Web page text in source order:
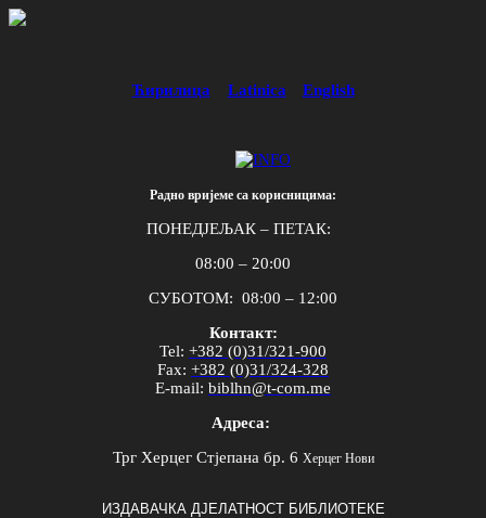
Ћирилица Latinica English
Радно вријеме са корисницима:
ПОНЕДЈЕЉАК – ПЕТАК:
08:00 – 20:00
СУБОТОМ: 08:00 – 12:00
Контакт:
Tel: +382 (0)31/321-900
Fax: +382 (0)31/324-328
E-mail: biblhn@t-com.me
Адреса:
Трг Херцег Стјепана бр. 6 Херцег Нови
ИЗДАВАЧКА ДЈЕЛАТНОСТ БИБЛИОТЕКЕ